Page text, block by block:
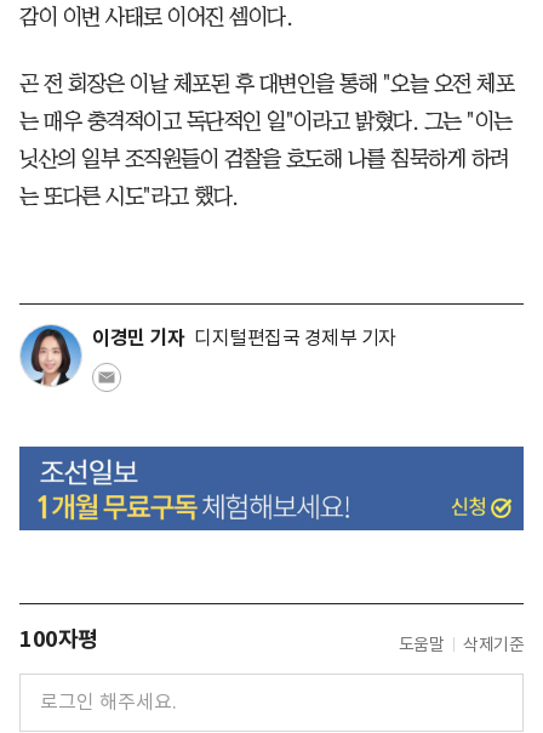
감이 이번 사태로 이어진 셈이다.
곤 전 회장은 이날 체포된 후 대변인을 통해 "오늘 오전 체포
는 매우 충격적이고 독단적인 일"이라고 밝혔다. 그는 "이는
닛산의 일부 조직원들이 검찰을 호도해 나를 침묵하게 하려
는 또다른 시도"라고 했다.
이경민 기자 디지털편집국 경제부 기자
100자평 도움말 삭제기준